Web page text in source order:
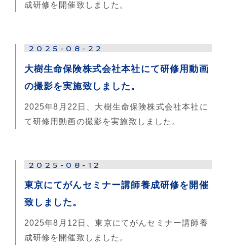
成研修を開催致しました。
2025-08-22
大樹生命保険株式会社本社にて研修用動画
の撮影を実施致しました。
2025年8月22日、大樹生命保険株式会社本社に
て研修用動画の撮影を実施致しました。
2025-08-12
東京にてがんセミナー講師養成研修を開催
致しました。
2025年8月12日、東京にてがんセミナー講師養
成研修を開催致しました。